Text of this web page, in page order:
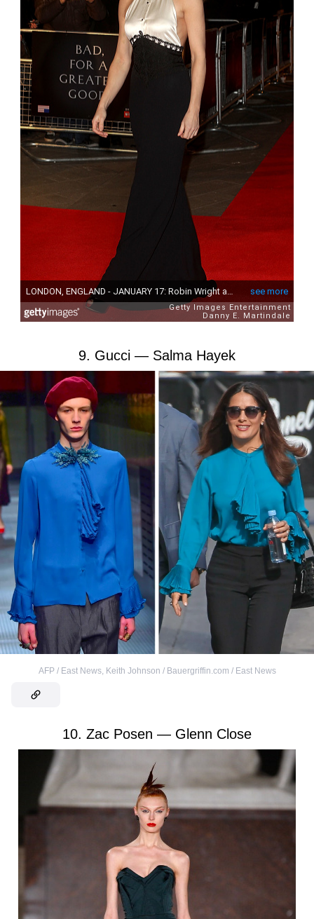
9. Gucci — Salma Hayek
AFP / East News, Keith Johnson / Bauergriffin.com / East News
10. Zac Posen — Glenn Close